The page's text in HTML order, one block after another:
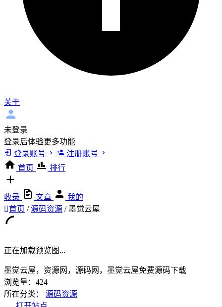
关于
未登录
登录后体验更多功能
登录账号
注册账号
首页
排行
收录 文章
我的
首页 / 源码资源 / 墨觉云屋
正在加载预览图...
墨觉云屋，资源网，源码网，墨觉云屋免费源码下载
浏览量：424
所在分类：
源码资源